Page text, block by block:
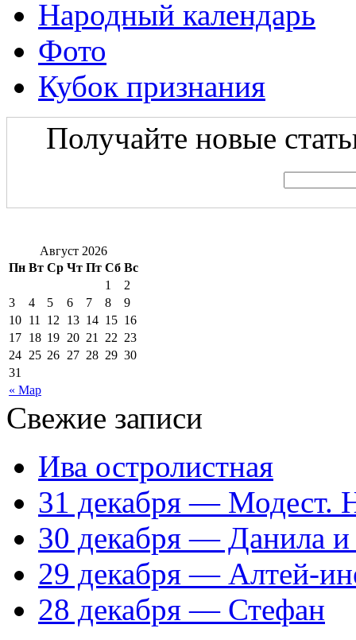
Народный календарь
Фото
Кубок признания
Получайте новые
Август 2026
Пн Вт Ср Чт Пт Сб Вс
« Мар
1
2
3
4 5 6 7 8
9
10 11 12 13 14 15 16
17 18 19 20 21 22 23
24 25 26 27 28 29 30
31
Свежие записи
Ива остролистная
31 декабря — Модест.
30 декабря — Данила
29 декабря — Алтей-
28 декабря — Стефан